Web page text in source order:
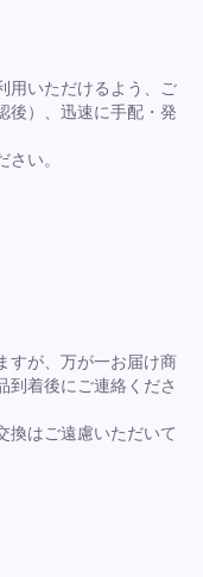
用いただけるよう、ご
後）、迅速に手配・発
い。
すが、万が一お届け商
到着後にご連絡くださ
換はご遠慮いただいて